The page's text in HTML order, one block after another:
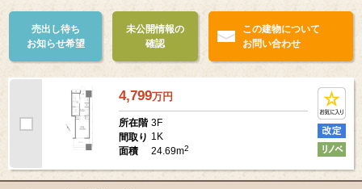
売出し待ち
お知らせ希望
未公開情報の
確認
この建物について
お問い合わせ
4,799万円
所在階 3F
間取り 1K
面積
24.69m2